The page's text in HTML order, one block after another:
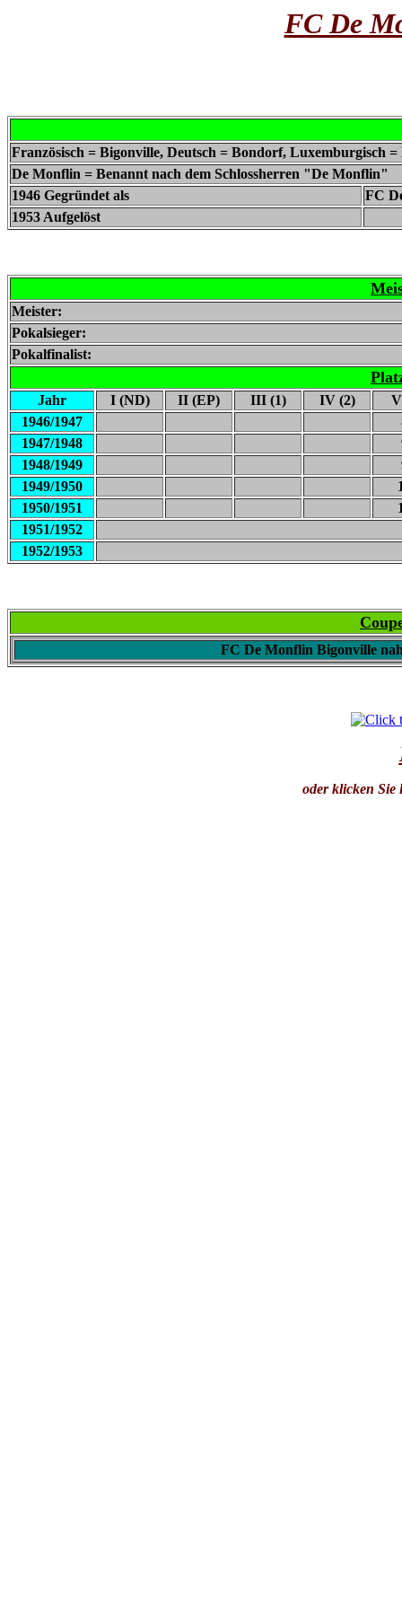
FC De
Französisch = Bigonville, Deutsch = Bondorf, Luxemburgisch =
De Monflin = Benannt nach dem Schlossherren "De Monflin"
1946 Gegründet als
FC
1953 Aufgelöst
Meister:
Pokalsieger:
Pokalfinalist:
Jahr I (ND) II (EP) III (1) IV (2)
1946/1947
1947/1948
1948/1949
1949/1950
1950/1951
1951/1952
1952/1953
FC De Monflin Bigonville
oder klicken Sie